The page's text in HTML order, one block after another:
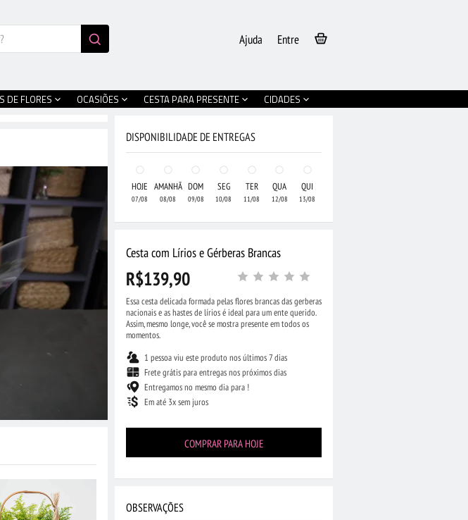
Entre
Ajuda
DE FLORES OCASIÕES CESTA PARA PRESENTE CIDADES
DISPONIBILIDADE DE ENTREGAS
HOJE
07/08
AMANHÃ
08/08
DOM
09/08
SEG
10/08
TER
11/08
QUA
12/08
QUI
13/08
Cesta com Lírios e Gérberas Brancas
R$139,90
Essa cesta delicada formada pelas flores brancas das gerberas
nacionais e as hastes de lírios é ideal para um ente querido.
Assim, mesmo longe, você se mostra presente em todos os
momentos.
1 pessoa viu este produto nos últimos 7 dias
Frete grátis para entregas nos próximos dias
Entregamos no mesmo dia para !
Em até 3x sem juros
COMPRAR PARA HOJE
OBSERVAÇÕES